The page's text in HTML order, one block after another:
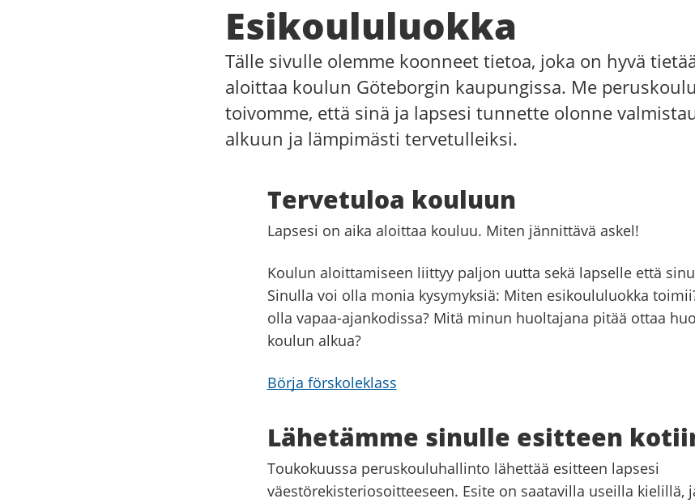
Esikoululuokka
Tälle sivulle olemme koonneet tietoa, joka on hyvä
aloittaa koulun Göteborgin kaupungissa. Me
toivomme, että sinä ja lapsesi tunnette olonne
alkuun ja lämpimästi tervetulleiksi.
Tervetuloa kouluun
Lapsesi on aika aloittaa kouluu. Miten jännittävä askel!
Koulun aloittamiseen liittyy paljon uutta sekä lapselle että
Sinulla voi olla monia kysymyksiä: Miten esikoululuokka
olla vapaa-ajankodissa? Mitä minun huoltajana pitää ottaa
koulun alkua?
Börja förskoleklass
Lähetämme sinulle esitteen
Toukokuussa peruskouluhallinto lähettää esitteen lapsesi
väestörekisteriosoitteeseen. Esite on saatavilla useilla kielillä,